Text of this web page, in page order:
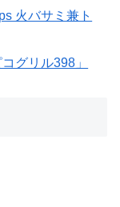
火バサミ兼ト
グリル398」